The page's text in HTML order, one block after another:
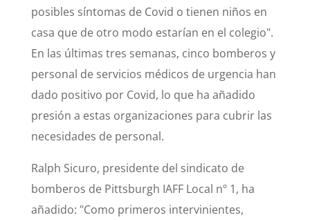
posibles síntomas de Covid o tienen niños en
casa que de otro modo estarían en el colegio".
En las últimas tres semanas, cinco bomberos y
personal de servicios médicos de urgencia han
dado positivo por Covid, lo que ha añadido
presión a estas organizaciones para cubrir las
necesidades de personal.
Ralph Sicuro, presidente del sindicato de
bomberos de Pittsburgh IAFF Local nº 1, ha
añadido: "Como primeros intervinientes,